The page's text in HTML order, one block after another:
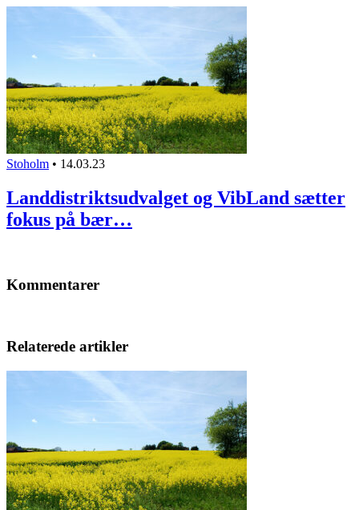
Stoholm • 14.03.23
Landdistriktsudvalget og VibLand sætter
fokus på bær…
Kommentarer
Relaterede artikler